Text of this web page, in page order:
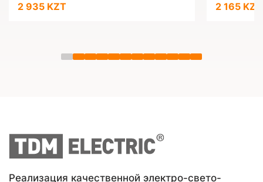
2 935 KZT
2 165 KZT
Реализация качественной электро-свето-